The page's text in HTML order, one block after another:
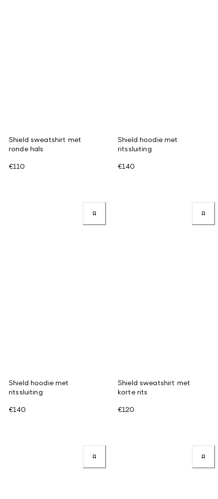
Shield sweatshirt met
ronde hals
€110
Shield hoodie met
ritssluiting
€140
Shield hoodie met
ritssluiting
€140
Shield sweatshirt met
korte rits
€120